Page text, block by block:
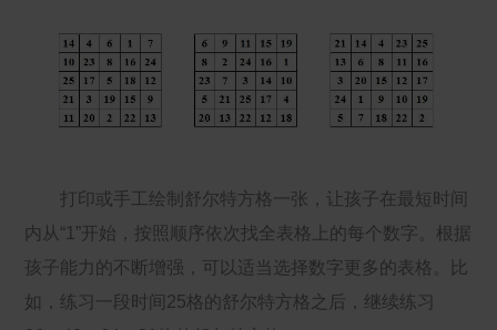
打印或手工绘制舒尔特方格一张，让孩子在最短时间
内从“1”开始，按照顺序依次找全表格上的每个数字。根据
孩子能力的不断增强，可以适当选择数字更多的表格。比
如，练习一段时间25格的舒尔特方格之后，继续练习